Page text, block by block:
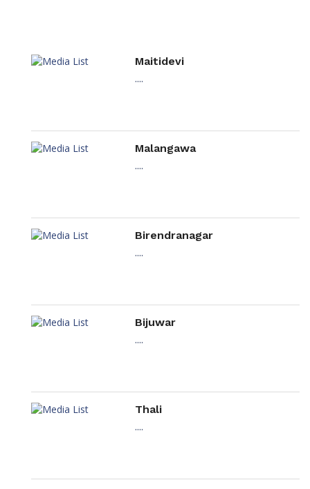
Maitidevi
....
Malangawa
....
Birendranagar
....
Bijuwar
....
Thali
....